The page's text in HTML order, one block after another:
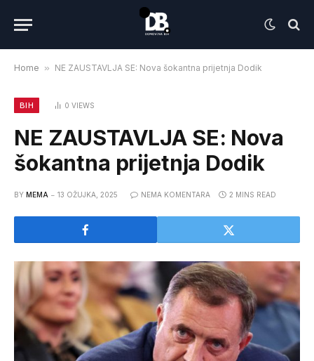
Home » NE ZAUSTAVLJA SE: Nova šokantna prijetnja Dodik
BIH 0 VIEWS
NE ZAUSTAVLJA SE: Nova
šokantna prijetnja Dodik
BY MEMA 13 OŽUJKA, 2025 NEMA KOMENTARA 2 MINS READ